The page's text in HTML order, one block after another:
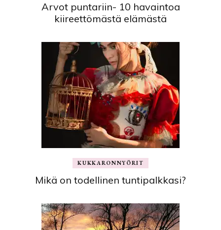
Arvot puntariin- 10 havaintoa
kiireettömästä elämästä
KUKKARONNYÖRIT
Mikä on todellinen tuntipalkkasi?